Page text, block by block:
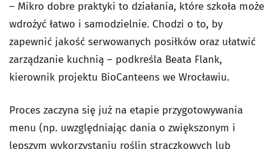
– Mikro dobre praktyki to działania, które szkoła może
wdrożyć łatwo i samodzielnie. Chodzi o to, by
zapewnić jakość serwowanych posiłków oraz ułatwić
zarządzanie kuchnią – podkreśla Beata Flank,
kierownik projektu BioCanteens we Wrocławiu.
Proces zaczyna się już na etapie przygotowywania
menu (np. uwzględniając dania o zwiększonym i
lepszym wykorzystaniu roślin strączkowych lub